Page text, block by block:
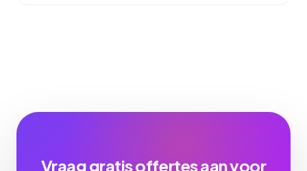
Vraag gratis offertes aan voor